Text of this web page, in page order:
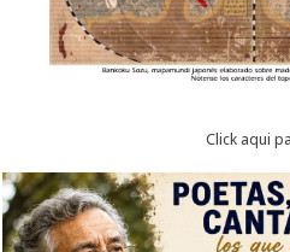
Click aqui